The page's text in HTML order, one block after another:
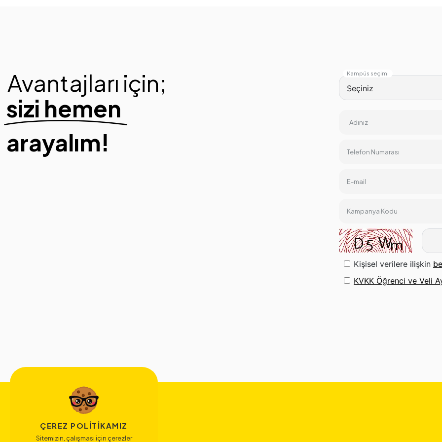
Avantajları için;
sizi hemen
arayalım!
Kampüs seçimi
Adınız
Telefon Numarası
E-mail
Kampanya Kodu
Kişisel verilere ilişkin
KVKK Öğrenci ve Veli
ÇEREZ POLITIKAMIZ
Sitemizin, çalışması için çerezler